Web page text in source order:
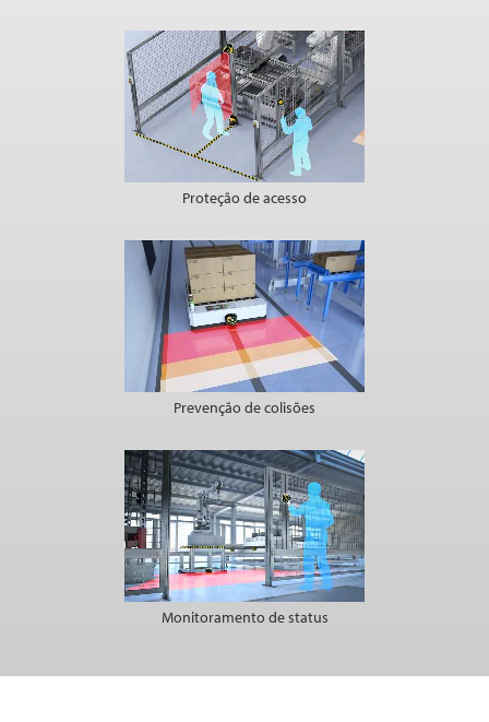
Proteção de acesso
Prevenção de colisões
Monitoramento de status